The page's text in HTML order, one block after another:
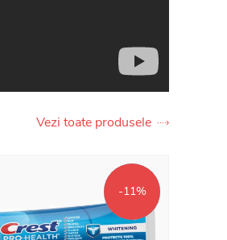
Vezi toate produsele
NOU!
-11%